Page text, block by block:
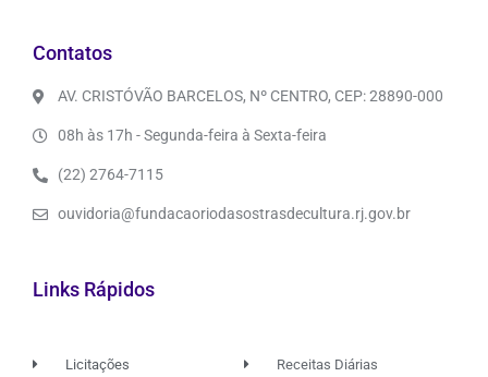
Contatos
AV. CRISTÓVÃO BARCELOS, Nº CENTRO, CEP: 28890-000
08h às 17h - Segunda-feira à Sexta-feira
(22) 2764-7115
ouvidoria@fundacaoriodasostrasdecultura.rj.gov.br
Links Rápidos
Licitações Receitas Diárias